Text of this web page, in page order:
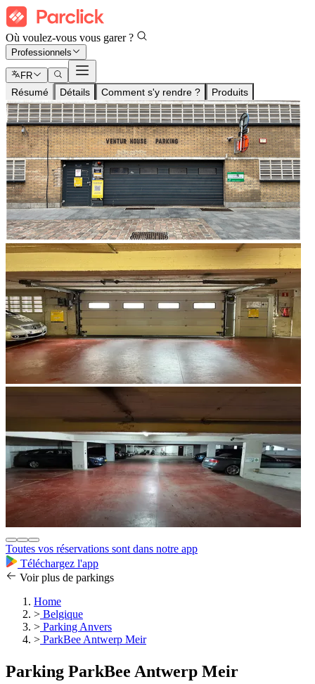
Où voulez-vous vous garer ?
Professionnels
FR
Résumé Détails Comment s'y rendre ? Produits
Toutes vos réservations sont dans notre app
Téléchargez l'app
Voir plus de parkings
Home
> Belgique
> Parking Anvers
> ParkBee Antwerp Meir
Parking ParkBee Antwerp Meir